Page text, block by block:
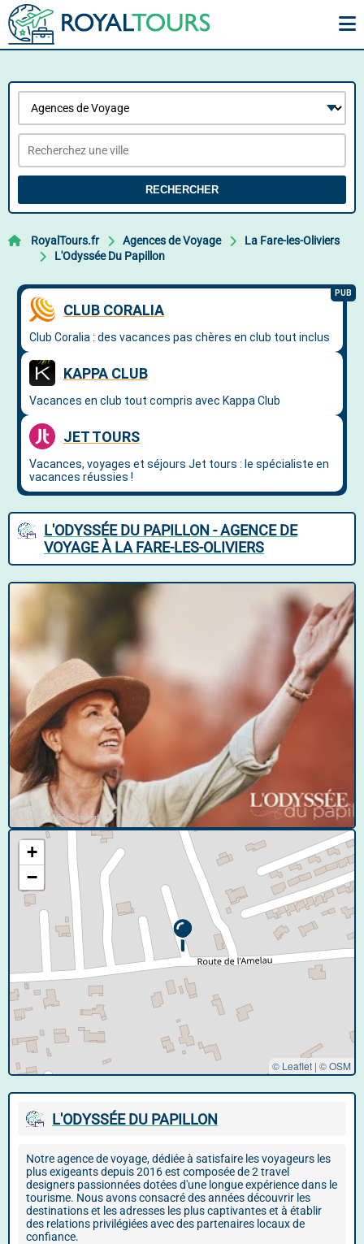
RECHERCHER
RoyalTours.fr Agences de Voyage
La Fare-les-Oliviers
L'Odyssée Du Papillon
L'ODYSSÉE DU PAPILLON - AGENCE DE
VOYAGE À LA FARE-LES-OLIVIERS
© Google User Content
+
−
© Leaflet | ©OSM
L'ODYSSÉE DU PAPILLON
Notre agence de voyage, dédiée à satisfaire les voyageurs les
plus exigeants depuis 2016 est composée de 2 travel
designers passionnées dotées d'une longue expérience dans le
tourisme. Nous avons consacré des années découvrir les
destinations et les adresses les plus captivantes et à établir
des relations privilégiées avec des partenaires locaux de
confiance.